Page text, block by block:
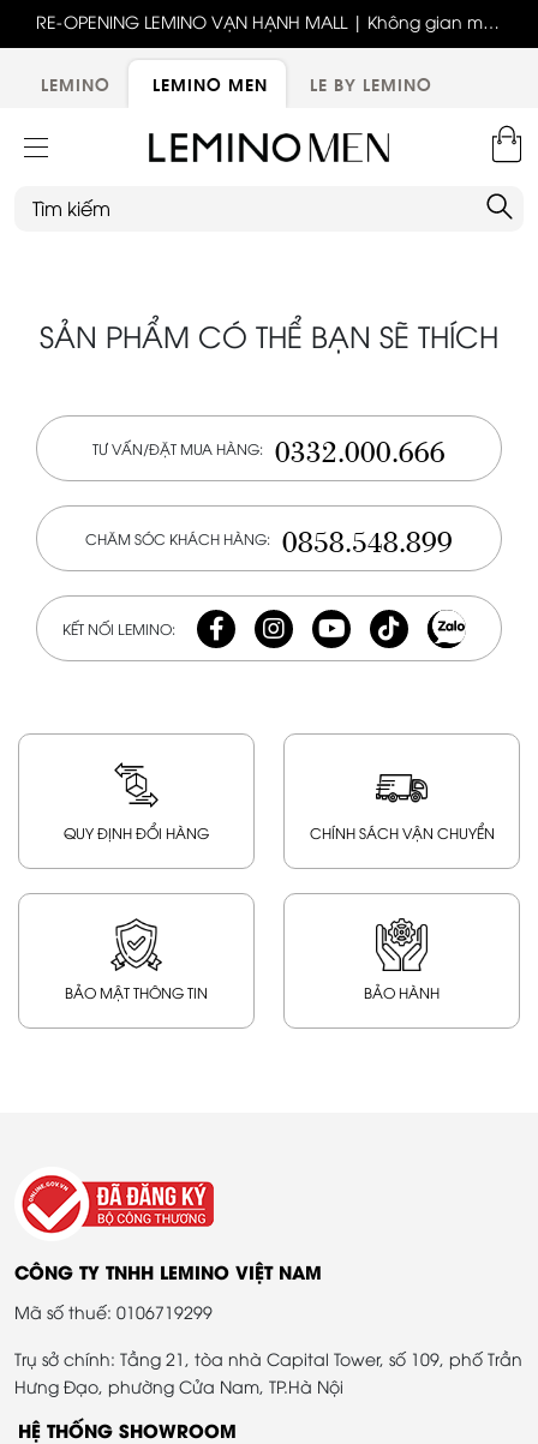
RE-OPENING LEMINO VẠN HẠNH MALL | Không gian mới,
trải nghiệm mới, ưu đãi tri ân đặc biệt
LEMINO
LEMINO MEN LE BY LEMINO
SẢN PHẨM CÓ THỂ BẠN SẼ THÍCH
TƯ VẤN/ĐẶT MUA HÀNG: 0332.000.666
CHĂM SÓC KHÁCH HÀNG: 0858.548.899
KẾT NỐI LEMINO:
QUY ĐỊNH ĐỔI HÀNG CHÍNH SÁCH VẬN CHUYỂN
BẢO MẬT THÔNG TIN BẢO HÀNH
CÔNG TY TNHH LEMINO VIỆT NAM
Mã số thuế: 0106719299
Trụ sở chính: Tầng 21, tòa nhà Capital Tower, số 109, phố Trần
Hưng Đạo, phường Cửa Nam, TP.Hà Nội
HỆ THỐNG SHOWROOM